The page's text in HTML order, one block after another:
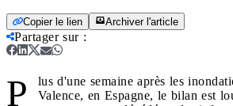
Copier le lien Archiver l'article
Partager sur:
P
lus d'une semaine après les
Valence, en Espagne, le bilan est